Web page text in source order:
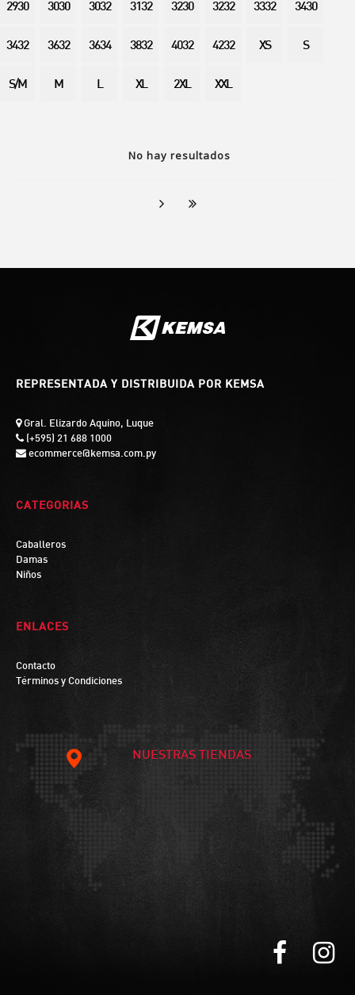
No hay resultados
2930 3030 3032 3132 3230 3232 3332 3430
3432 3632 3634 3832 4032 4232 XS S
S/M M L XL 2XL XXL
REPRESENTADA Y DISTRIBUIDA POR KEMSA
Gral. Elizardo Aquino, Luque
(+595) 21 688 1000
ecommerce@kemsa.com.py
CATEGORIAS
Caballeros
Damas
Niños
ENLACES
Contacto
Términos y Condiciones
NUESTRAS TIENDAS